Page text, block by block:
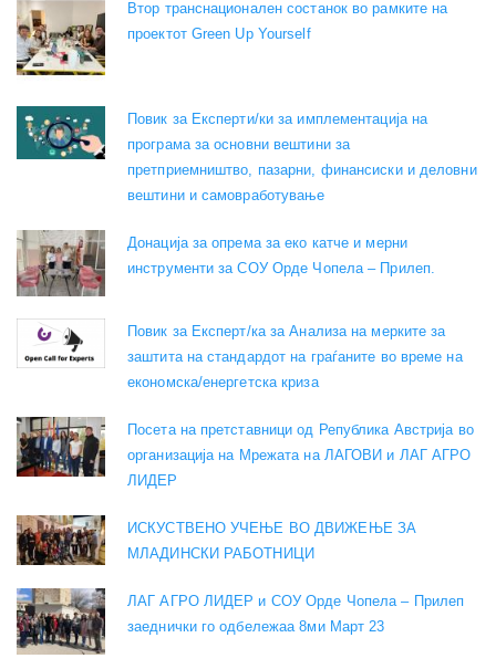
Втор транснационален состанок во рамките на
проектот Green Up Yourself
Повик за Експерти/ки за имплементација на
програма за основни вештини за
претприемништво, пазарни, финансиски и деловни
вештини и самовработување
Донација за опрема за еко катче и мерни
инструменти за СОУ Орде Чопела – Прилеп.
Повик за Експерт/ка за Анализа на мерките за
заштита на стандардот на граѓаните во време на
економска/енергетска криза
Посета на претставници од Република Австрија во
организација на Мрежата на ЛАГОВИ и ЛАГ АГРО
ЛИДЕР
ИСКУСТВЕНО УЧЕЊЕ ВО ДВИЖЕЊЕ ЗА
МЛАДИНСКИ РАБОТНИЦИ
ЛАГ АГРО ЛИДЕР и СОУ Орде Чопела – Прилеп
заеднички го одбележаа 8ми Март 23